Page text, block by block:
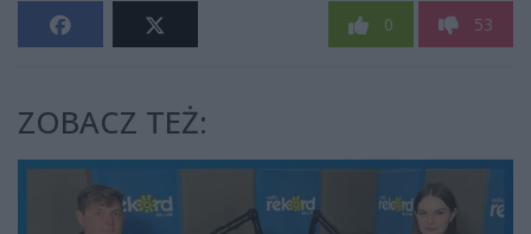
0 53
ZOBACZ TEŻ: